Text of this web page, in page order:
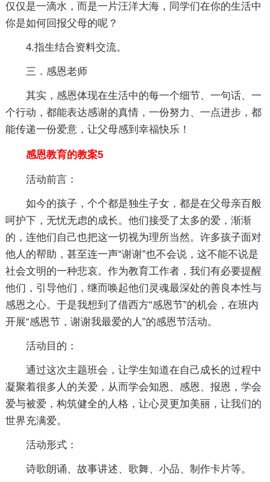
仅仅是一滴水，而是一片汪洋大海，同学们在你的生活中
你是如何回报父母的呢？
4.指生结合资料交流。
三．感恩老师
其实，感恩体现在生活中的每一个细节、一句话、一
个行动，都能表达感谢的真情，一份努力、一点进步，都
能传递一份爱意，让父母感到幸福快乐！
感恩教育的教案5
活动前言：
如今的孩子，个个都是独生子女，都是在父母亲百般
呵护下，无忧无虑的成长。他们接受了太多的爱，渐渐
的，连他们自己也把这一切视为理所当然。许多孩子面对
他人的帮助，甚至连一声“谢谢”也不会说，这不能不说是
社会文明的一种悲哀。作为教育工作者，我们有必要提醒
他们，引导他们，继而唤起他们灵魂最深处的善良本性与
感恩之心。于是我想到了借西方“感恩节”的机会，在班内
开展“感恩节，谢谢我最爱的人”的感恩节活动。
活动目的：
通过这次主题班会，让学生知道在自己成长的过程中
凝聚着很多人的关爱，从而学会知恩、感恩、报恩，学会
爱与被爱，构筑健全的人格，让心灵更加美丽，让我们的
世界充满爱。
活动形式：
诗歌朗诵、故事讲述、歌舞、小品、制作卡片等。